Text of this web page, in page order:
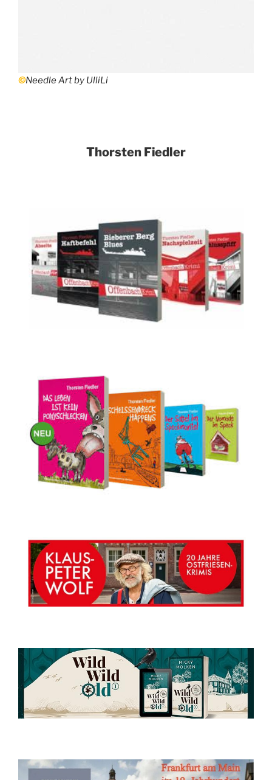
©Needle Art by UlliLi
Thorsten Fiedler